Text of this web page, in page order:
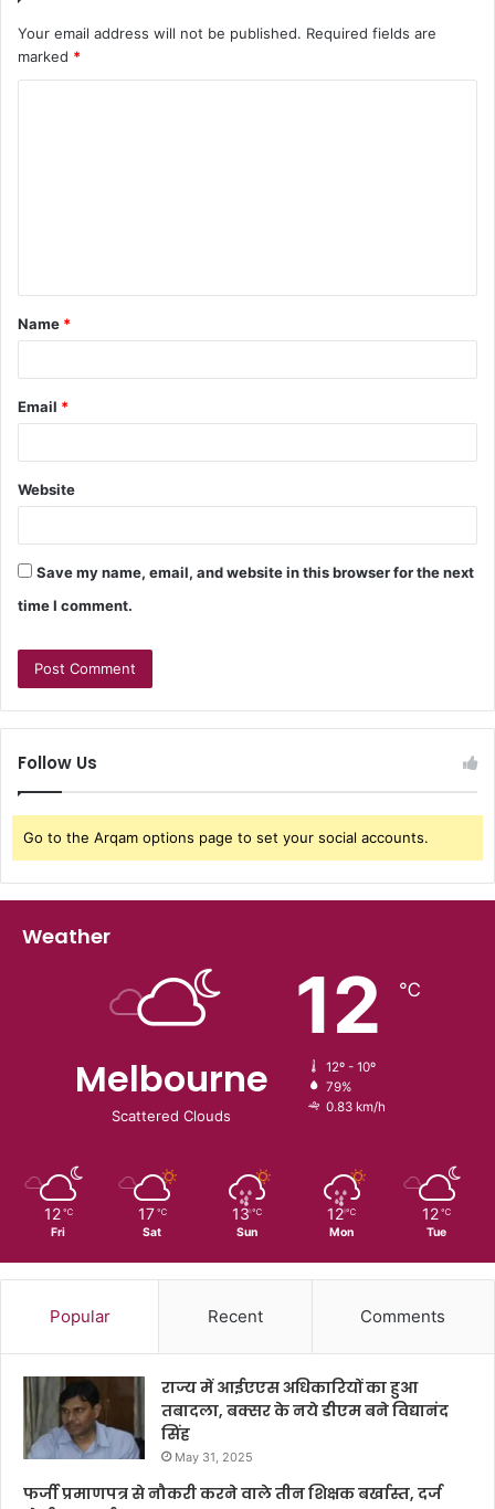
Your email address will not be published. Required fields are
marked *
Name *
Email *
Website
Save my name, email, and website in this browser for the next
time I comment.
Follow Us
Go to the Arqam options page to set your social accounts.
Weather
Melbourne
Scattered Clouds
12 ℃
12º - 10º
79%
0.83 km/h
12 ℃
Fri
17 ℃
Sat
13 ℃
Sun
12 ℃
Mon
12 ℃
Tue
Popular Recent Comments
राज्य में आईएएस अधिकारियों का हुआ
तबादला, बक्सर के नये डीएम बने विद्यानंद
सिंह
May 31, 2025
फर्जी प्रमाणपत्र से नौकरी करने वाले तीन शिक्षक बर्खास्त, दर्ज